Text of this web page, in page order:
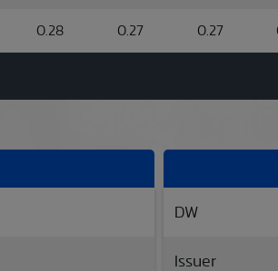
0.28 0.27 0.27
DW
Issuer